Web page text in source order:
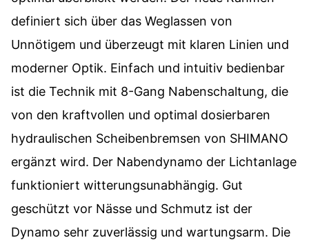
definiert sich über das Weglassen von
Unnötigem und überzeugt mit klaren Linien und
moderner Optik. Einfach und intuitiv bedienbar
ist die Technik mit 8-Gang Nabenschaltung, die
von den kraftvollen und optimal dosierbaren
hydraulischen Scheibenbremsen von SHIMANO
ergänzt wird. Der Nabendynamo der Lichtanlage
funktioniert witterungsunabhängig. Gut
geschützt vor Nässe und Schmutz ist der
Dynamo sehr zuverlässig und wartungsarm. Die